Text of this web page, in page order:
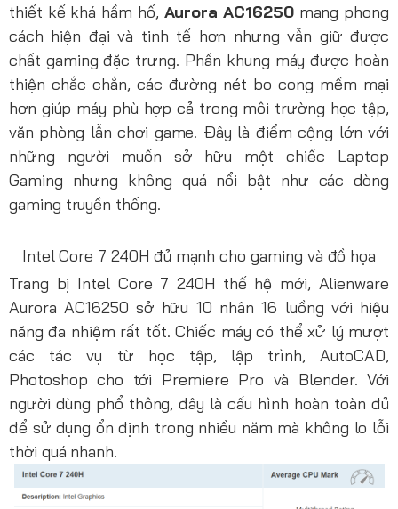
thiết kế khá hầm hố, Aurora AC16250 mang phong
cách hiện đại và tinh tế hơn nhưng vẫn giữ được
chất gaming đặc trưng. Phần khung máy được hoàn
thiện chắc chắn, các đường nét bo cong mềm mại
hơn giúp máy phù hợp cả trong môi trường học tập,
văn phòng lẫn chơi game. Đây là điểm cộng lớn với
những người muốn sở hữu một chiếc Laptop
Gaming nhưng không quá nổi bật như các dòng
gaming truyền thống.
Intel Core 7 240H đủ mạnh cho gaming và đồ họa
Trang bị Intel Core 7 240H thế hệ mới, Alienware
Aurora AC16250 sở hữu 10 nhân 16 luồng với hiệu
năng đa nhiệm rất tốt. Chiếc máy có thể xử lý mượt
các tác vụ từ học tập, lập trình, AutoCAD,
Photoshop cho tới Premiere Pro và Blender. Với
người dùng phổ thông, đây là cấu hình hoàn toàn đủ
để sử dụng ổn định trong nhiều năm mà không lo lỗi
thời quá nhanh.